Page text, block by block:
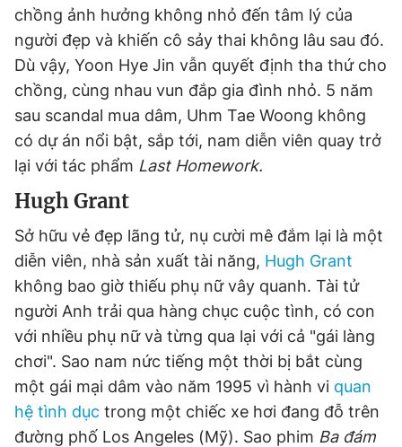
chồng ảnh hưởng không nhỏ đến tâm lý của
người đẹp và khiến cô sảy thai không lâu sau đó.
Dù vậy, Yoon Hye Jin vẫn quyết định tha thứ cho
chồng, cùng nhau vun đắp gia đình nhỏ. 5 năm
sau scandal mua dâm, Uhm Tae Woong không
có dự án nổi bật, sắp tới, nam diễn viên quay trở
lại với tác phẩm Last Homework.
Hugh Grant
Sở hữu vẻ đẹp lãng tử, nụ cười mê đắm lại là một
diễn viên, nhà sản xuất tài năng, Hugh Grant
không bao giờ thiếu phụ nữ vây quanh. Tài tử
người Anh trải qua hàng chục cuộc tình, có con
với nhiều phụ nữ và từng qua lại với cả "gái làng
chơi". Sao nam nức tiếng một thời bị bắt cùng
một gái mại dâm vào năm 1995 vì hành vi quan
hệ tình dục trong một chiếc xe hơi đang đỗ trên
đường phố Los Angeles (Mỹ). Sao phim Ba đám